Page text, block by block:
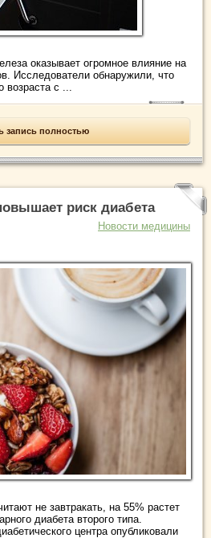
оказывает огромное влияние на
Исследователи обнаружили, что
с ...
запись полностью
риск диабета
Новости медицины
не завтракать, на 55% растет
диабета второго типа.
центра опубликовали